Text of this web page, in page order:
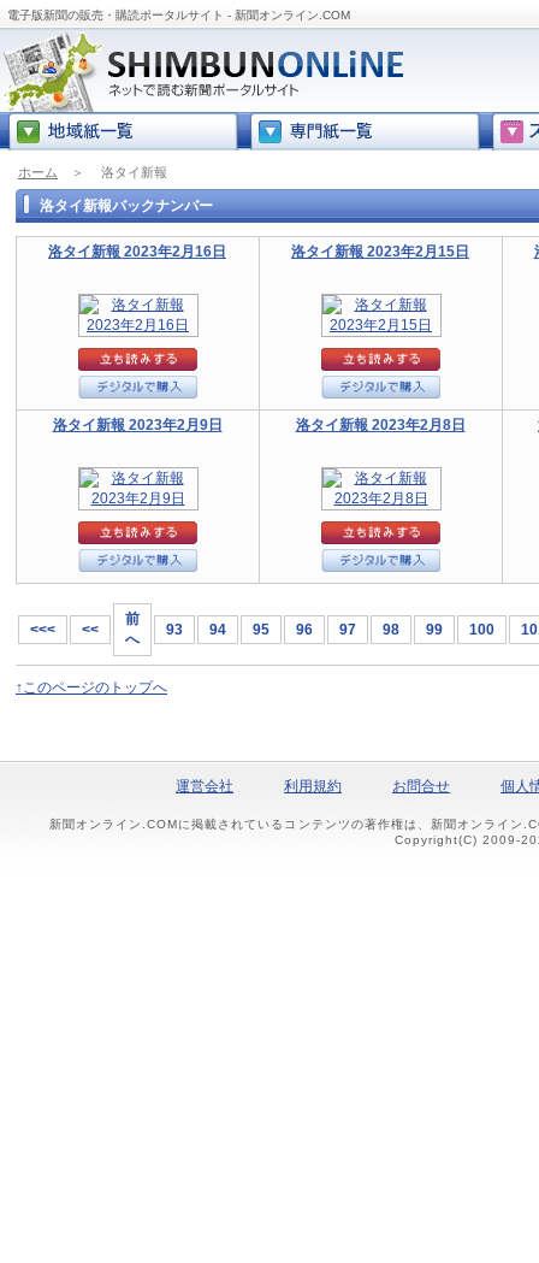
電子版新聞の販売・購読ポータルサイト - 新聞オンライン.COM
ホーム ＞ 洛タイ新報
洛タイ新報バックナンバー
洛タイ新報 2023年2月16日 洛タイ新報 2023年2月15日
洛タイ新報 2023年2月9日 洛タイ新報 2023年2月8日
<<< <<
前
へ
93 94 95 96 97 98 99 100
↑このページのトップへ
運営会社 利用規約 お問合せ 個人
新聞オンライン.COMに掲載されているコンテンツの著作権は、新聞オンライン
Copyright(C) 2009-